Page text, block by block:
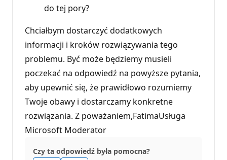
do tej pory?
Chciałbym dostarczyć dodatkowych
informacji i kroków rozwiązywania tego
problemu. Być może będziemy musieli
poczekać na odpowiedź na powyższe pytania,
aby upewnić się, że prawidłowo rozumiemy
Twoje obawy i dostarczamy konkretne
rozwiązania. Z poważaniem,FatimaUsługa
Microsoft Moderator
Czy ta odpowiedź była pomocna?